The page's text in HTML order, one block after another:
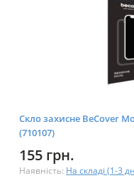
Скло захисне BeCover
(710107)
155 грн.
Наявність: На складі (1-3